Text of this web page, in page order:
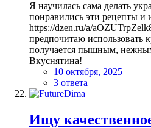
Я научилась сама делать
понравились эти рецепты и
https://dzen.ru/a/
предпочитаю использовать
получается пышным,
Вкуснятина!
10 октября, 2025
3 ответа
Ищу